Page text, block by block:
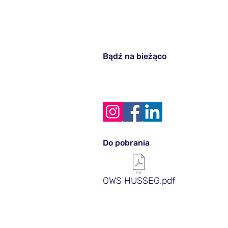
Bądź na bieżąco
Do pobrania
OWS HUSSEG.pdf